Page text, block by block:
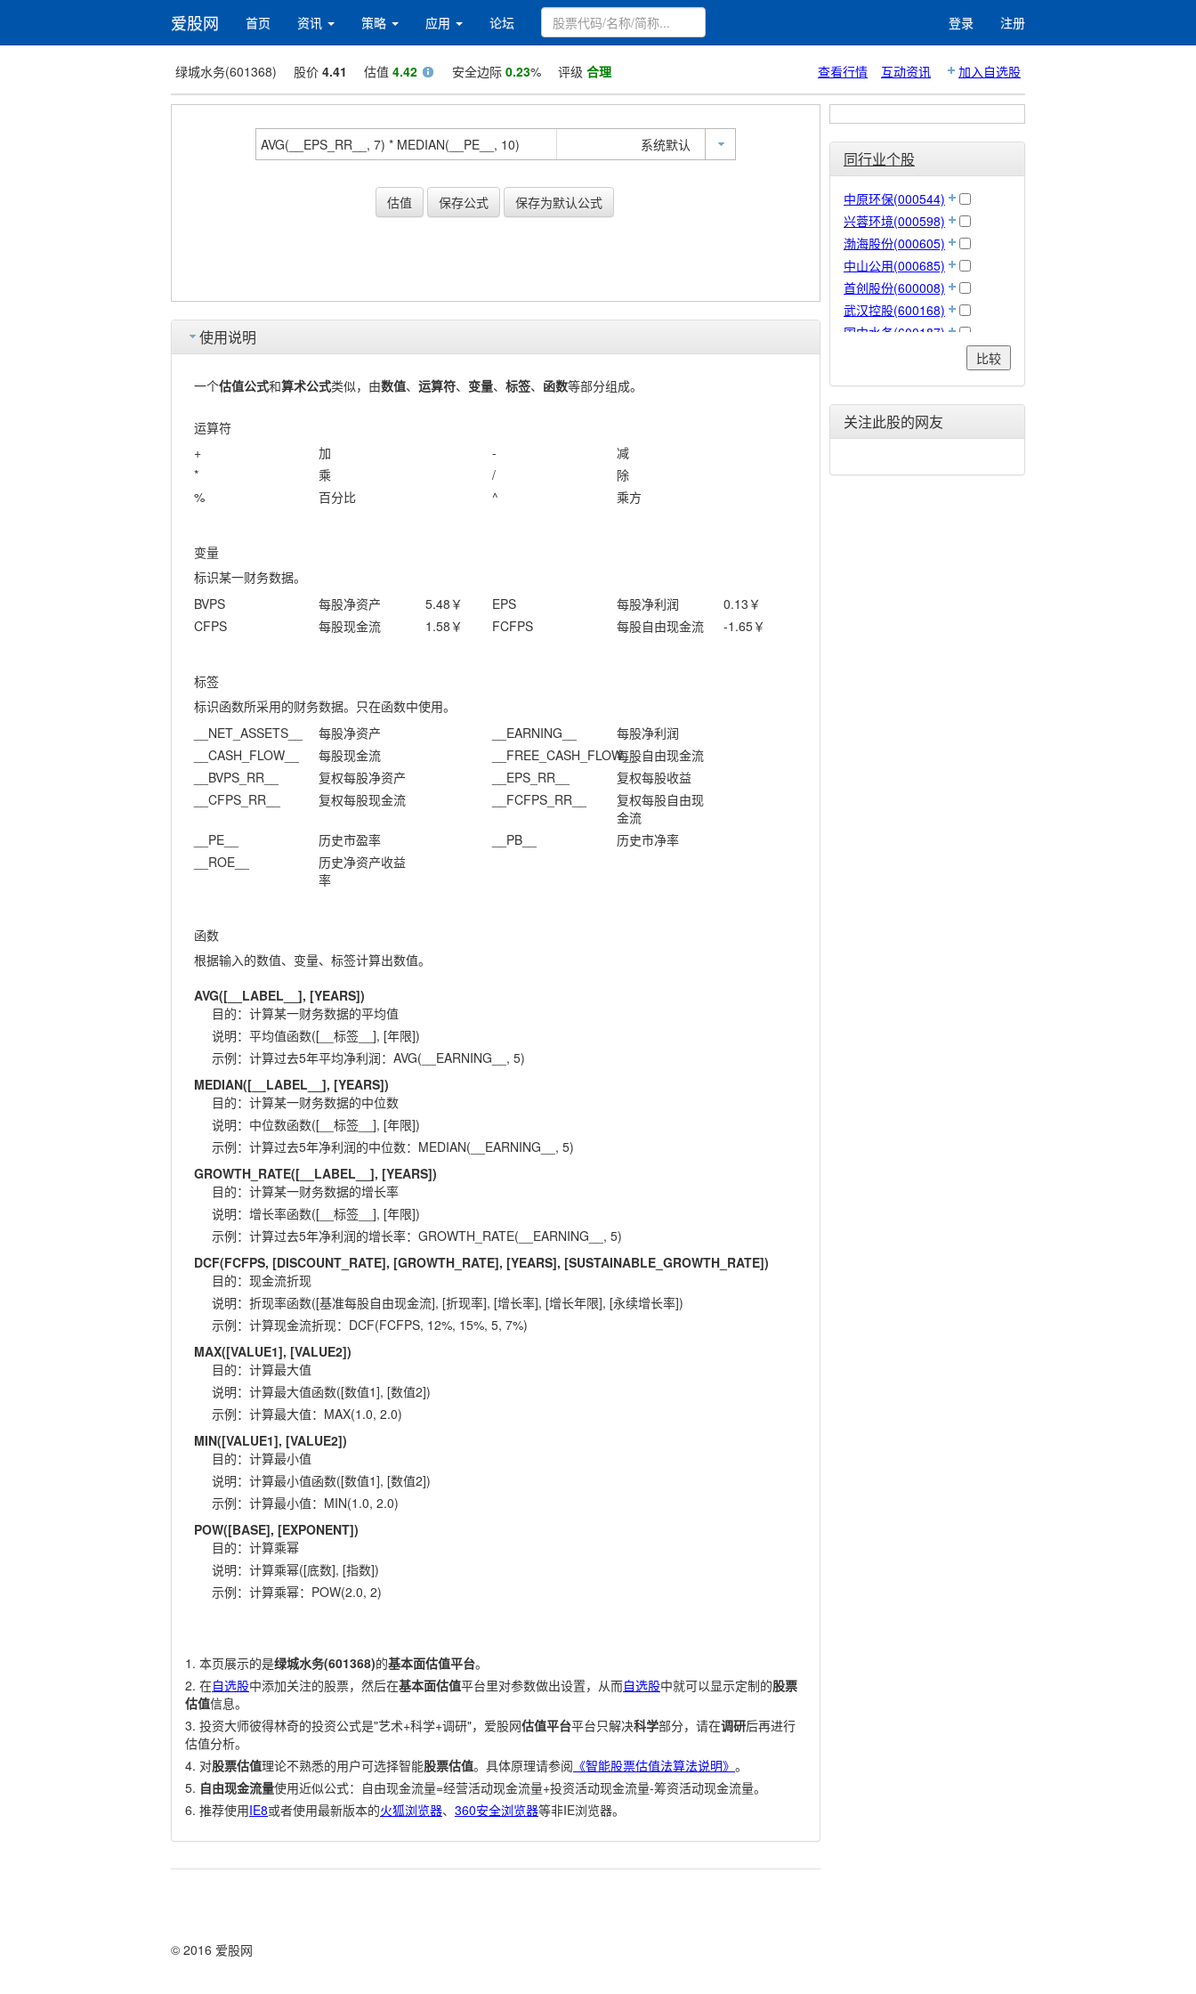
爱股网 首页 资讯 策略 应用 论坛 登录 注册
绿城水务(601368) 股价 4.41 估值 4.42 安全边际 0.23% 评级 合理 查看行情 互动资讯 加入自选股
系统默认
估值 保存公式 保存为默认公式
使用说明
一个估值公式和算术公式类似，由数值、 运算符、 变量、 标签、 函数等部分组成。
运算符
+
加 -
减
*
乘 /
除
%
百分比 ^ 乘方
变量
标识某一财务数据。
BVPS
每股净资产 5.48 ￥ EPS 每股净利润 0.13 ￥
CFPS
每股现金流 1.58 ￥ FCFPS 每股自由现金流 -1.65￥
标签
标识函数所采用的财务数据。只在函数中使用。
__NET_ASSETS__
每股净资产 __EARNING__
每股净利润
__CASH_FLOW__
每股现金流 __FREE_CASH_FLOW__每股自由现金流
__BVPS_RR__
复权每股净资产 __EPS_RR__
复权每股收益
__CFPS_RR__
复权每股现金流 __FCFPS_RR__
复权每股自由现
金流
__PE__
历史市盈率 __PB__
历史市净率
__ROE__
历史净资产收益
率
函数
根据输入的数值、变量、标签计算出数值。
AVG([__LABEL__], [YEARS])
目的： 计算某一财务数据的平均值
说明： 平均值函数([__标签__], [年限])
示例： 计算过去5年平均净利润：AVG(__EARNING__, 5)
MEDIAN([__LABEL__], [YEARS])
目的： 计算某一财务数据的中位数
说明： 中位数函数([__标签__], [年限])
示例： 计算过去5年净利润的中位数：MEDIAN(__EARNING__, 5)
GROWTH_RATE([__LABEL__], [YEARS])
目的： 计算某一财务数据的增长率
说明： 增长率函数([__标签__], [年限])
示例： 计算过去5年净利润的增长率：GROWTH_RATE(__EARNING__, 5)
DCF(FCFPS, [DISCOUNT_RATE], [GROWTH_RATE], [YEARS], [SUSTAINABLE_GROWTH_RATE])
目的： 现金流折现
说明： 折现率函数([基准每股自由现金流], [折现率], [增长率], [增长年限], [永续增长率])
示例： 计算现金流折现：DCF(FCFPS, 12%, 15%, 5, 7%)
MAX([VALUE1], [VALUE2])
目的： 计算最大值
说明： 计算最大值函数([数值1], [数值2])
示例： 计算最大值：MAX(1.0, 2.0)
MIN([VALUE1], [VALUE2])
目的： 计算最小值
说明： 计算最小值函数([数值1], [数值2])
示例： 计算最小值：MIN(1.0, 2.0)
POW([BASE], [EXPONENT])
目的： 计算乘幂
说明： 计算乘幂([底数], [指数])
示例： 计算乘幂：POW(2.0, 2)
本页展示的是绿城水务(601368)的基本面估值平台。
在自选股中添加关注的股票，然后在基本面估值平台里对参数做出设置，从而自选股中就可以显示定制的股票
估值信息。
投资大师彼得林奇的投资公式是"艺术+科学+调研"，爱股网估值平台平台只解决科学部分，请在调研后再进行
估值分析。
对股票估值理论不熟悉的用户可选择智能股票估值。具体原理请参阅 《智能股票估值法算法说明》 。
自由现金流量使用近似公式：自由现金流量=经营活动现金流量+投资活动现金流量-筹资活动现金流量。
推荐使用IE8或者使用最新版本的火狐浏览器、 360安全浏览器等非IE浏览器。
同行业个股
中原环保(000544)
兴蓉环境(000598)
渤海股份(000605)
中山公用(000685)
首创股份(600008)
武汉控股(600168)
国中水务(600187)
创业环保(600874)
重庆水务(601158)
比较
关注此股的网友
© 2016 爱股网